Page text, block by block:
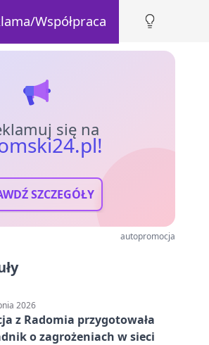
Współpraca
się na
SZCZEGÓŁY
autopromocja
2026
z Radomia przygotowała
o zagrożeniach w sieci